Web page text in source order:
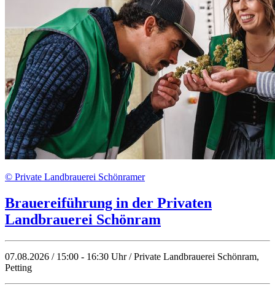
© Private Landbrauerei Schönramer
Brauereiführung in der Privaten
Landbrauerei Schönram
07.08.2026 / 15:00 - 16:30 Uhr / Private Landbrauerei Schönram,
Petting